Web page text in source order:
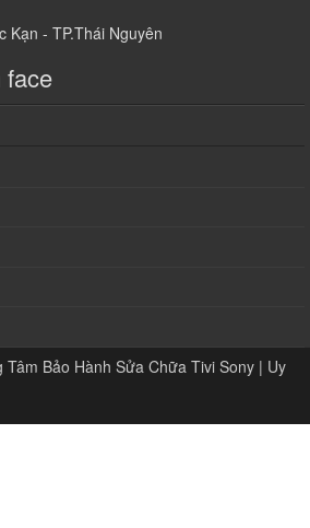
- TP.Thái Nguyên
face
Tâm Bảo Hành Sửa Chữa Tivi Sony | Uy